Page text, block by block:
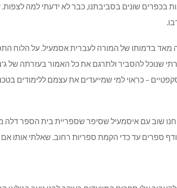
שונים בסביבתנו, כבר לא ידעתי למה
מאד בדמותו של המורה לעברית אסמעיל. על הלוח
שנוכל להסביר ולתרגם את כל האמור בעזרתה של
– כראוי למי שמייעדים את עצמם ללימודים
שוב עם איסמעיל שסיפר שספריית בית הספר דלה
ספרים עד כדי הקמת ספריות רחוב. שאלתי אותו